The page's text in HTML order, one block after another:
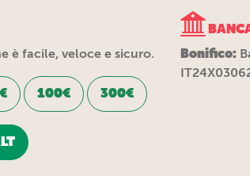
è facile, veloce e sicuro.
100€ 300€
Bonifico: